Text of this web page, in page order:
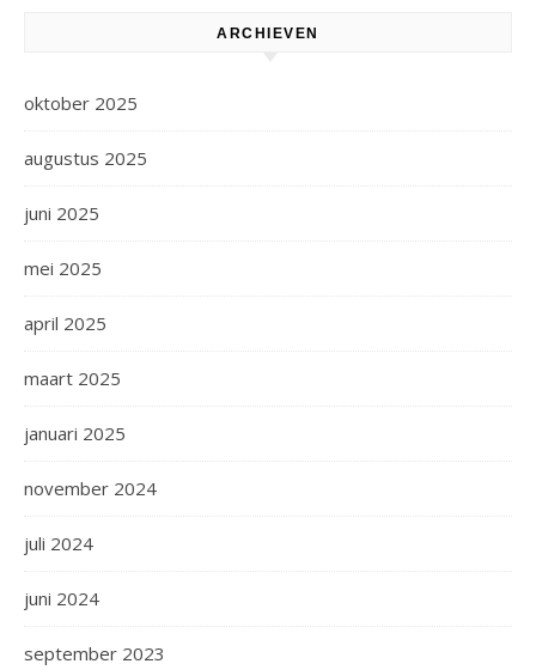
ARCHIEVEN
oktober 2025
augustus 2025
juni 2025
mei 2025
april 2025
maart 2025
januari 2025
november 2024
juli 2024
juni 2024
september 2023